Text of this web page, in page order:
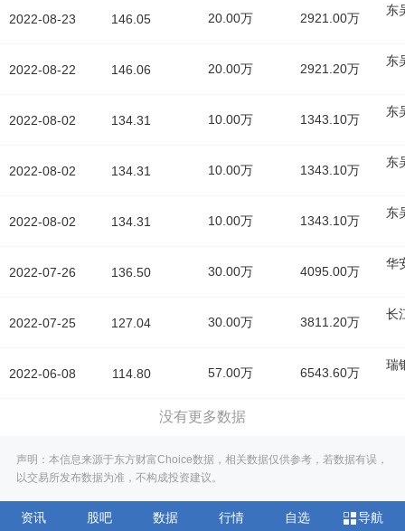
2022-08-23
2022-08-22
2022-08-02
2022-08-02
2022-08-02
2022-07-26
2022-07-25
2022-06-08
146.05 20.00万 2921.00万
东
146.06 20.00万 2921.20万
东
134.31 10.00万 1343.10万
东
134.31 10.00万 1343.10万
东
134.31 10.00万 1343.10万
东
136.50 30.00万 4095.00万
华
127.04 30.00万 3811.20万
长
114.80 57.00万 6543.60万
瑞
没有更多数据
声明：本信息来源于东方财富Choice数据，相关数据仅供参考，若数据有误，
以交易所发布数据为准，不构成投资建议。
资讯 股吧 数据 行情 自选 导航